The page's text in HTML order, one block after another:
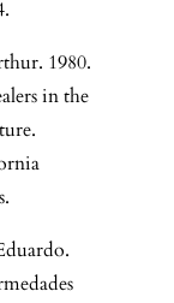
1980.
in the